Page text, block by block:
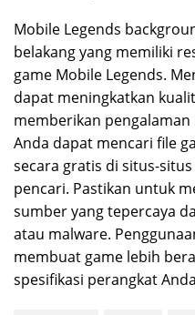
Mobile Legends
belakang yang memiliki
game Mobile Legends.
dapat meningkatkan
memberikan
Anda dapat mencari file
secara gratis di situs-
pencari. Pastikan untuk
sumber yang tepercaya
atau malware.
membuat game lebih
spesifikasi perangkat